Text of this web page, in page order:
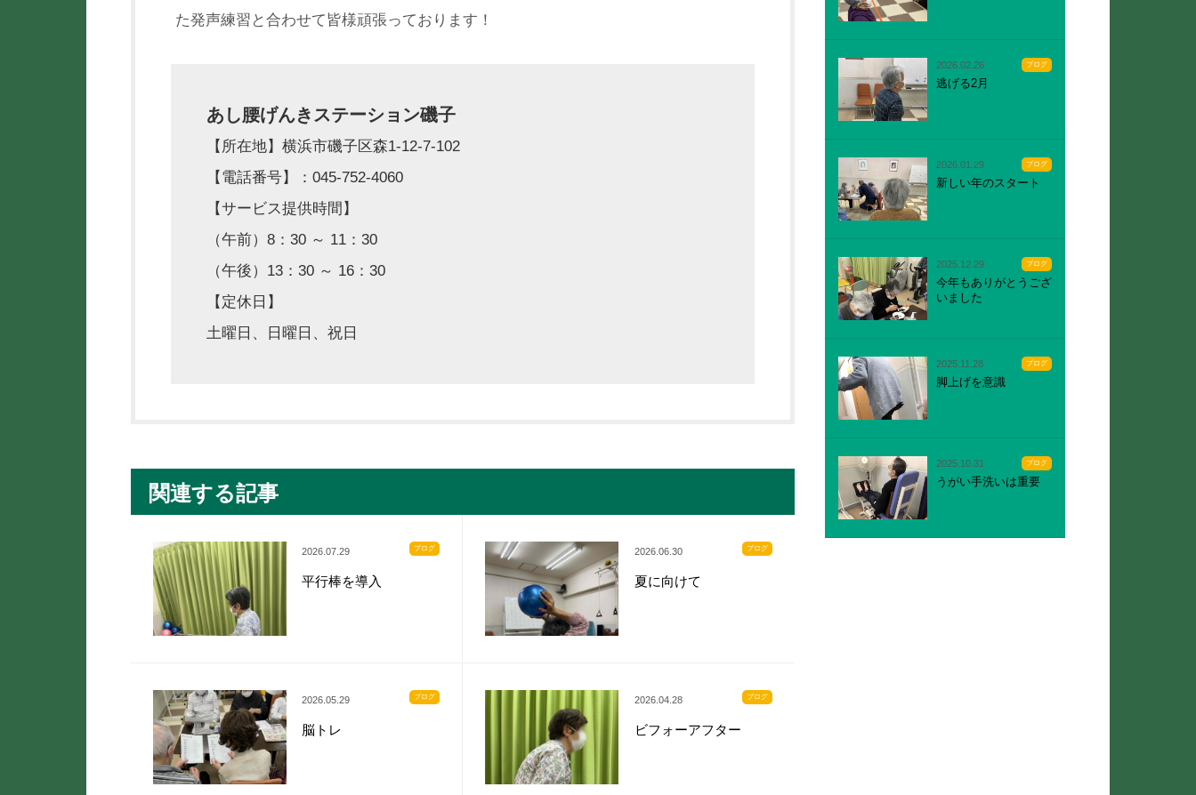
た発声練習と合わせて皆様頑張っております！
あし腰げんきステーション磯子
【所在地】横浜市磯子区森1-12-7-102
【電話番号】：045-752-4060
【サービス提供時間】
（午前）8：30 ～ 11：30
（午後）13：30 ～ 16：30
【定休日】
土曜日、日曜日、祝日
関連する記事
ブログ
2026.07.29
平行棒を導入
ブログ
2026.06.30
夏に向けて
ブログ
2026.05.29
脳トレ
ブログ
2026.04.28
ビフォーアフター
2026.02.26 ブログ
逃げる2月
2026.01.29 ブログ
新しい年のスタート
2025.12.29 ブログ
今年もありがとうござ
いました
2025.11.28 ブログ
脚上げを意識
2025.10.31 ブログ
うがい手洗いは重要